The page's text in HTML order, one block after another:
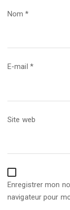
Nom*
E-mail *
Site web
Enregistrer mon
navigateur pour